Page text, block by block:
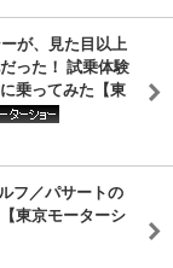
が、見た目以上
った！ 試乗体験
乗ってみた【東
フ／パサートの
東京モーターシ